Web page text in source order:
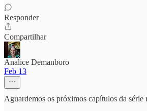
Responder
Compartilhar
Analice Demanboro
Feb 13
Aguardemos os próximos capítulos da